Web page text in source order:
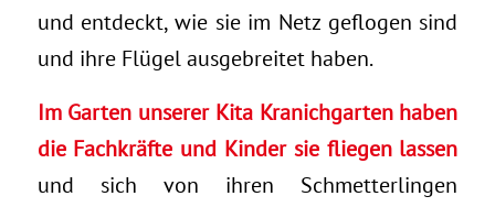
und entdeckt, wie sie im Netz geflogen sind
und ihre Flügel ausgebreitet haben.
Im Garten unserer Kita Kranichgarten haben
die Fachkräfte und Kinder sie fliegen lassen
und sich von ihren Schmetterlingen